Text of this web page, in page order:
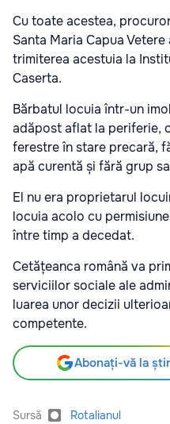
Cu toate acestea,
Santa Maria Capua
trimiterea acestuia la
Caserta.
Bărbatul locuia într-un
adăpost aflat la periferie,
ferestre în stare precară,
apă curentă și fără grup
El nu era proprietarul
locuia acolo cu
între timp a decedat.
Cetățeanca română va
serviciilor sociale ale
luarea unor decizii
competente.
Abonați-vă la
Sursă Rotalianul